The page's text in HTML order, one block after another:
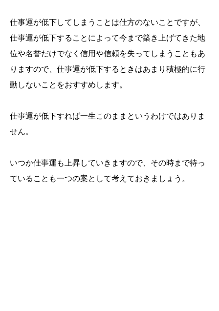
仕事運が低下してしまうことは仕方のないことですが、
仕事運が低下することによって今まで築き上げてきた地
位や名誉だけでなく信用や信頼を失ってしまうこともあ
りますので、仕事運が低下するときはあまり積極的に行
動しないことをおすすめします。
仕事運が低下すれば一生このままというわけではありま
せん。
いつか仕事運も上昇していきますので、その時まで待っ
ていることも一つの案として考えておきましょう。